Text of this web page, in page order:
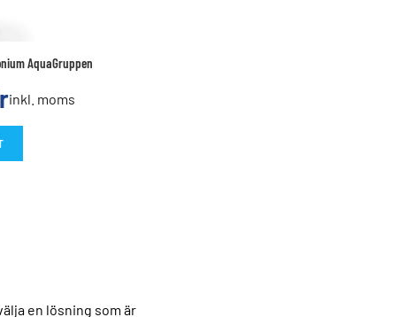
AquaGruppen
inkl. moms
en lösning som är